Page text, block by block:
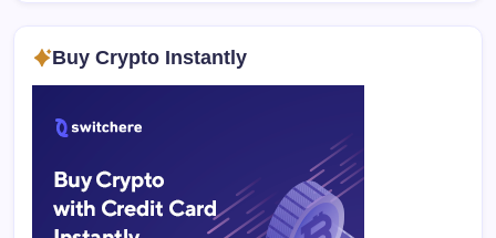
Buy Crypto Instantly